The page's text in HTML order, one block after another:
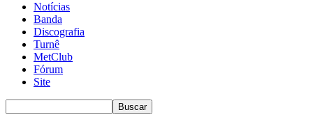
Notícias
Banda
Discografia
Turnê
MetClub
Fórum
Site